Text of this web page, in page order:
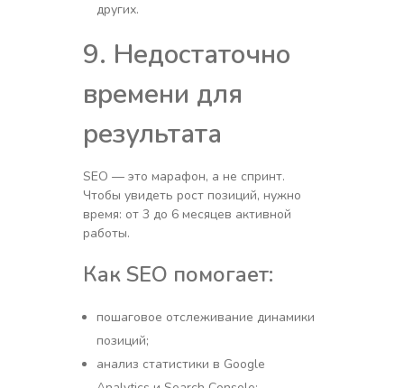
других.
9. Недостаточно
времени для
результата
SEO — это марафон, а не спринт.
Чтобы увидеть рост позиций, нужно
время: от 3 до 6 месяцев активной
работы.
Как SEO помогает:
пошаговое отслеживание динамики
позиций;
анализ статистики в Google